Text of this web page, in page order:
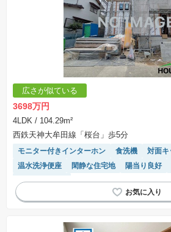
広さが似ている
3698万円
4LDK / 104.29m²
西鉄天神大牟田線「桜台」歩5分
モニター付きインターホン 食洗機 対面キ
温水洗浄便座
閑静な住宅地 陽当り良好
トイレ2個以上